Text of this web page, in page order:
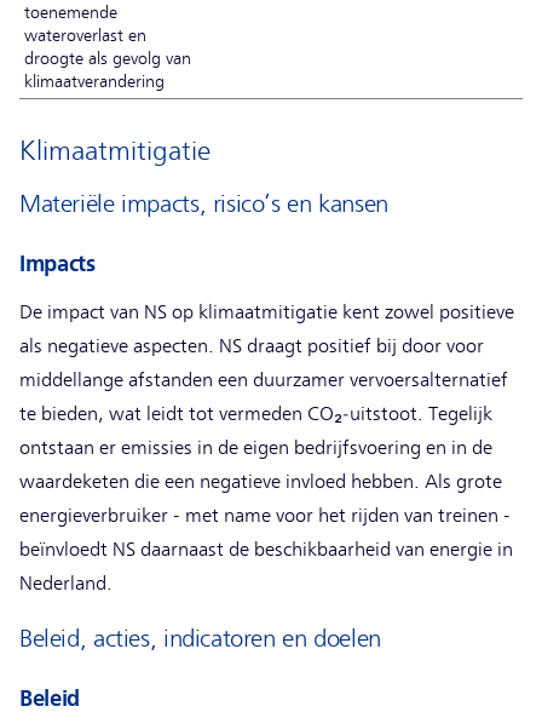
toenemende
wateroverlast en
droogte als gevolg van
klimaatverandering
Klimaatmitigatie
Materiële impacts, risico’s en kansen
Impacts
De impact van NS op klimaatmitigatie kent zowel positieve
als negatieve aspecten. NS draagt positief bij door voor
middellange afstanden een duurzamer vervoersalternatief
te bieden, wat leidt tot vermeden CO₂‑uitstoot. Tegelijk
ontstaan er emissies in de eigen bedrijfsvoering en in de
waardeketen die een negatieve invloed hebben. Als grote
energieverbruiker - met name voor het rijden van treinen -
beïnvloedt NS daarnaast de beschikbaarheid van energie in
Nederland.
Beleid, acties, indicatoren en doelen
Beleid